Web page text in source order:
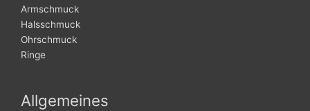
Armschmuck
Halsschmuck
Ohrschmuck
Ringe
Allgemeines